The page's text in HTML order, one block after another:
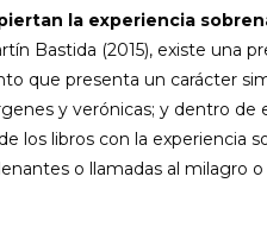
la experiencia
Bastida (2015), existe una
que presenta un carácter
y verónicas; y dentro
los libros con la experiencia
o llamadas al milagro o